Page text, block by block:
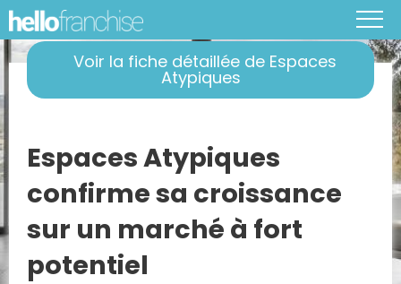
Voir la fiche détaillée de Espaces
Atypiques
Espaces Atypiques
confirme sa croissance
sur un marché à fort
potentiel